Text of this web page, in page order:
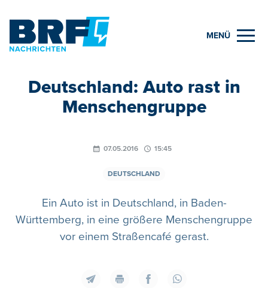
MENÜ
Deutschland: Auto rast in
Menschengruppe
07.05.2016 15:45
DEUTSCHLAND
Ein Auto ist in Deutschland, in Baden-
Württemberg, in eine größere Menschengruppe
vor einem Straßencafé gerast.